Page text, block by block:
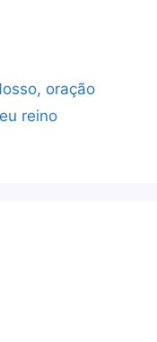
, oração
reino